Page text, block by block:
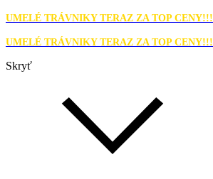
UMELÉ TRÁVNIKY TERAZ ZA TOP CENY!!!
UMELÉ TRÁVNIKY TERAZ ZA TOP CENY!!!
Skryť